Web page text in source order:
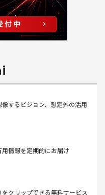
するビジョン、想定外の活用
情報を定期的にお届け
クリップできる無料サービス